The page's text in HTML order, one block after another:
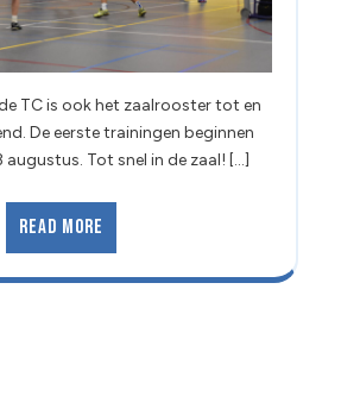
De eerste trainingen beginnen
Tot snel in de zaal! [...]
Read More